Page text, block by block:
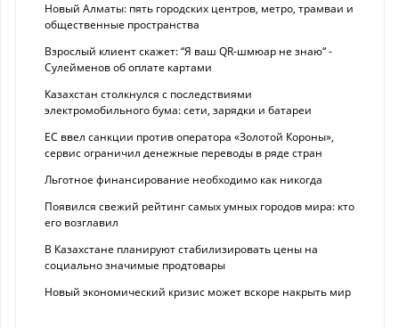
Новый Алматы: пять городских центров, метро, трамваи и
общественные пространства
Взрослый клиент скажет: “Я ваш QR-шмюар не знаю“ -
Сулейменов об оплате картами
Казахстан столкнулся с последствиями
электромобильного бума: сети, зарядки и батареи
ЕС ввел санкции против оператора «Золотой Короны»,
сервис ограничил денежные переводы в ряде стран
Льготное финансирование необходимо как никогда
Появился свежий рейтинг самых умных городов мира: кто
его возглавил
В Казахстане планируют стабилизировать цены на
социально значимые продтовары
Новый экономический кризис может вскоре накрыть мир